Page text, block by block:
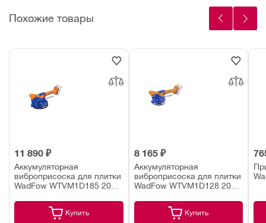
Похожие товары
11 890 ₽
Аккумуляторная
виброприсоска для плитки
WadFow WTVM1D185 20В
Купить
8 165 ₽
Аккумуляторная
виброприсоска для плитки
WadFow WTVM1D128 20В
Купить